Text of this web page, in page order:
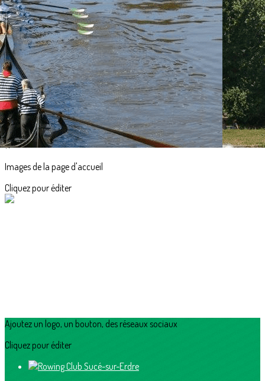
Exporter les lignes sélectionnées
Exporter toutes les colonnes
Exporter uniquement les colonnes affichées
Menu
<
>
Accueil
Actualités
L'aviron en images
?>
Images de la page d'accueil
Cliquez pour éditer
Ajoutez un logo, un bouton, des réseaux sociaux
Cliquez pour éditer